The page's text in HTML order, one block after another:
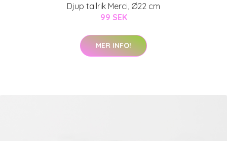
Djup tallrik Merci, Ø22 cm
99 SEK
MER INFO!